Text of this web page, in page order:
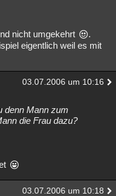
nicht umgekehrt
.
eigentlich weil es mit
03.07.2006 um 10:16
denn Mann zum
die Frau dazu?
03.07.2006 um 10:18